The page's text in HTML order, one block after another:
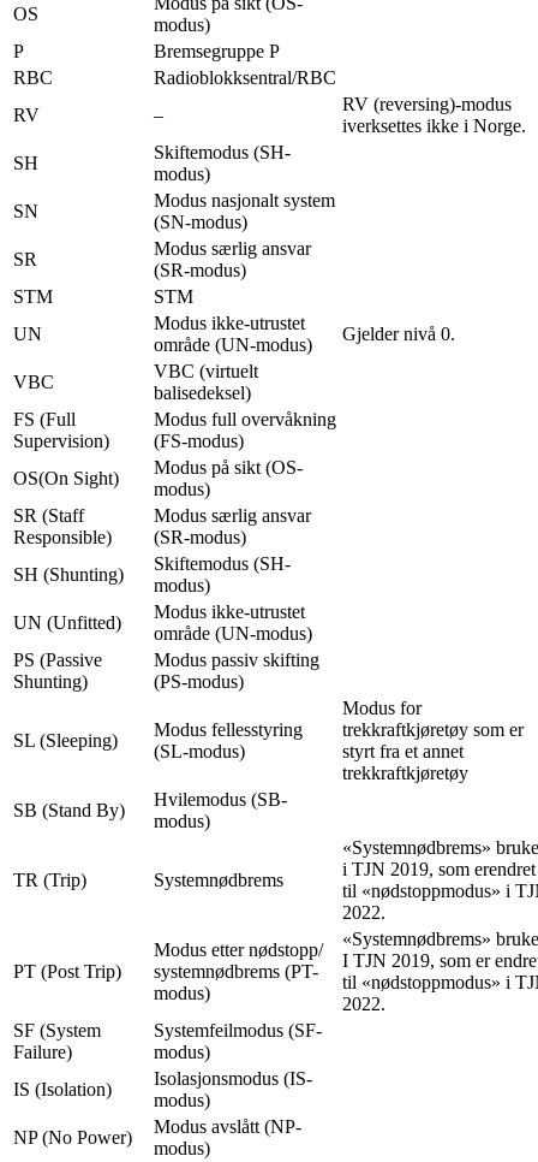
OS
modus)
P
Bremsegruppe P
RBC
Radioblokksentral/RBC
RV
–
RV (reversing)-modus
iverksettes ikke i Norge.
SH
Skiftemodus (SH-
modus)
SN
Modus nasjonalt system
(SN-modus)
SR
Modus særlig ansvar
(SR-modus)
STM
STM
UN
Modus ikke-utrustet
område (UN-modus)
Gjelder nivå 0.
VBC
VBC (virtuelt
balisedeksel)
FS (Full
Supervision)
Modus full overvåkning
(FS-modus)
OS(On Sight)
Modus på sikt (OS-
modus)
SR (Staff
Responsible)
Modus særlig ansvar
(SR-modus)
SH (Shunting)
Skiftemodus (SH-
modus)
UN (Unfitted)
Modus ikke-utrustet
område (UN-modus)
PS (Passive
Shunting)
Modus passiv skifting
(PS-modus)
SL (Sleeping)
Modus fellesstyring
(SL-modus)
Modus for
trekkraftkjøretøy som er
styrt fra et annet
trekkraftkjøretøy
SB (Stand By)
Hvilemodus (SB-
modus)
TR (Trip) Systemnødbrems
«Systemnødbrems»
i TJN 2019, som erendret
til «nødstoppmodus» i
2022.
PT (Post Trip)
Modus etter nødstopp/
systemnødbrems (PT-
modus)
«Systemnødbrems»
I TJN 2019, som er
til «nødstoppmodus» i
2022.
SF (System
Failure)
Systemfeilmodus (SF-
modus)
IS (Isolation)
Isolasjonsmodus (IS-
modus)
NP (No Power)
Modus avslått (NP-
modus)